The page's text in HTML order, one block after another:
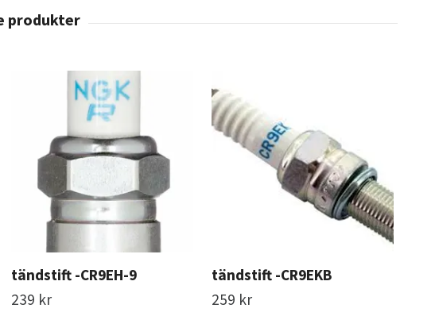
tändstift -CR9EH-9
239 kr
tändstift -CR9EKB
259 kr